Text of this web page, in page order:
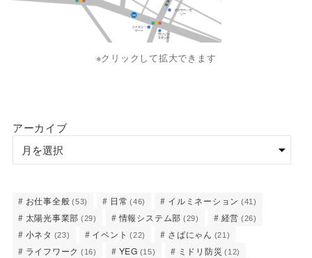
※クリックして拡大できます
アーカイブ
お仕事全般 (53) 日常 (46) イルミネーション (41)
太陽光事業部 (29) 情報システム部 (29) 経営 (26)
小ネタ (23) イベント (22) さばにゃん (21)
ライフワーク (16) YEG (15) ミドリ防災 (12)